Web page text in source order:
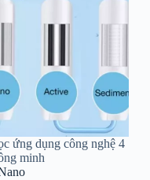
ứng dụng công nghệ 4
minh